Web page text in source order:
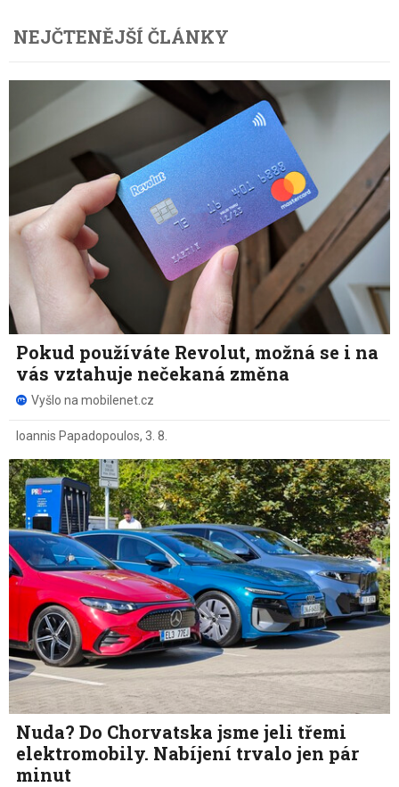
NEJČTENĚJŠÍ ČLÁNKY
Pokud používáte Revolut, možná se i na
vás vztahuje nečekaná změna
Vyšlo na mobilenet.cz
Ioannis Papadopoulos, 3. 8.
Nuda? Do Chorvatska jsme jeli třemi
elektromobily. Nabíjení trvalo jen pár
minut